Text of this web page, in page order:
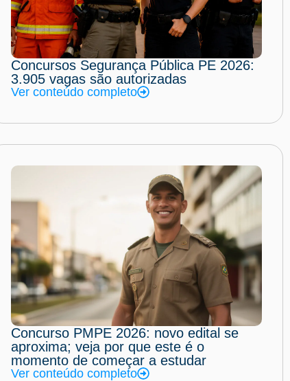
Concursos Segurança Pública PE 2026:
3.905 vagas são autorizadas
Ver conteúdo completo
Concurso PMPE 2026: novo edital se
aproxima; veja por que este é o
momento de começar a estudar
Ver conteúdo completo